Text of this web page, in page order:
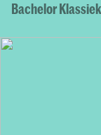
Bachelor